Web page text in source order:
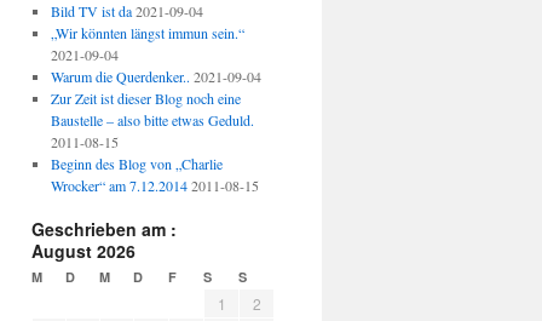
Bild TV ist da 2021-09-04
„Wir könnten längst immun sein.“
2021-09-04
Warum die Querdenker.. 2021-09-04
Zur Zeit ist dieser Blog noch eine
Baustelle – also bitte etwas Geduld.
2011-08-15
Beginn des Blog von „Charlie
Wrocker“ am 7.12.2014 2011-08-15
Geschrieben am :
August 2026
M D M D F S S
1
2